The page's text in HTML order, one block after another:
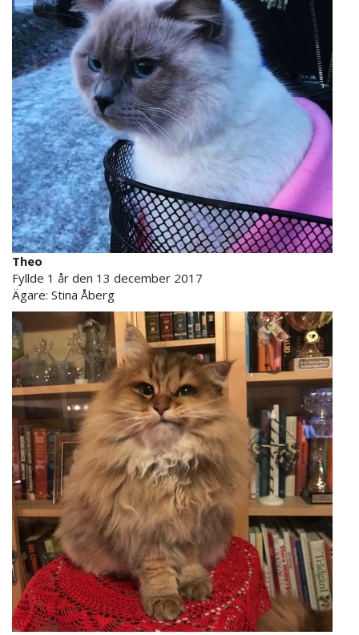
Theo
Fyllde 1 år den 13 december 2017
Ägare: Stina Åberg